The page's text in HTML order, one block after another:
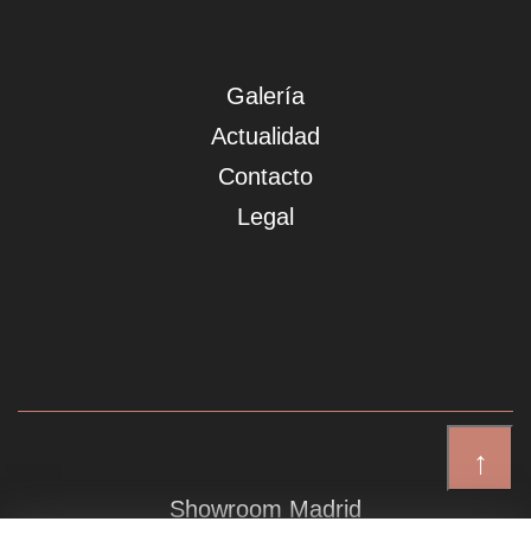
↑
Galería
Actualidad
Contacto
Legal
Showroom Madrid